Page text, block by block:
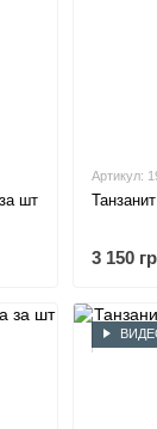
цена за шт
Артикул:
3 150